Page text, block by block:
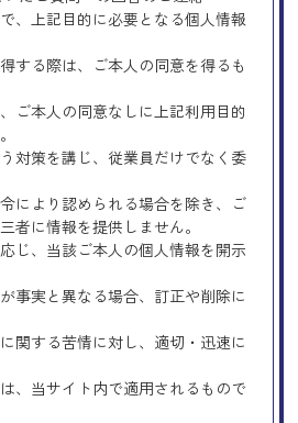
、上記目的に必要となる個人情報
する際は、ご本人の同意を得るも
ご本人の同意なしに上記利用目的
対策を講じ、従業員だけでなく委
により認められる場合を除き、ご
者に情報を提供しません。
じ、当該ご本人の個人情報を開示
事実と異なる場合、訂正や削除に
関する苦情に対し、適切・迅速に
、当サイト内で適用されるもので